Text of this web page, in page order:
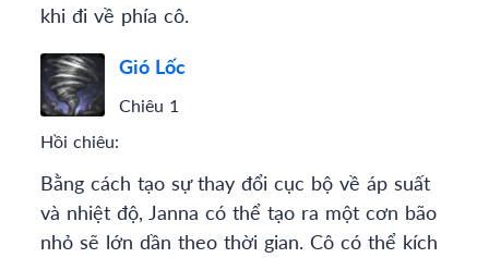
khi đi về phía cô.
Gió Lốc
Chiêu 1
Hồi chiêu:
Bằng cách tạo sự thay đổi cục bộ về áp suất
và nhiệt độ, Janna có thể tạo ra một cơn bão
nhỏ sẽ lớn dần theo thời gian. Cô có thể kích